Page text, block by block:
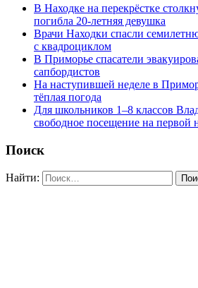
В Находке на перекрёстке
погибла 20-летняя девушка
Врачи Находки спасли
с квадроциклом
В Приморье спасатели
сапбордистов
На наступившей неделе в
тёплая погода
Для школьников 1–8 классов
свободное посещение на первой
Поиск
Найти: